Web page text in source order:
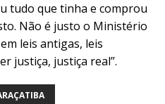
tudo que tinha e comprou
Não é justo o Ministério
leis antigas, leis
justiça, justiça real”.